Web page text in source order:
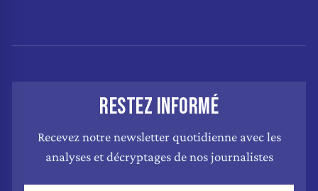
RESTEZ INFORMÉ
Recevez notre newsletter quotidienne avec les
analyses et décryptages de nos journalistes